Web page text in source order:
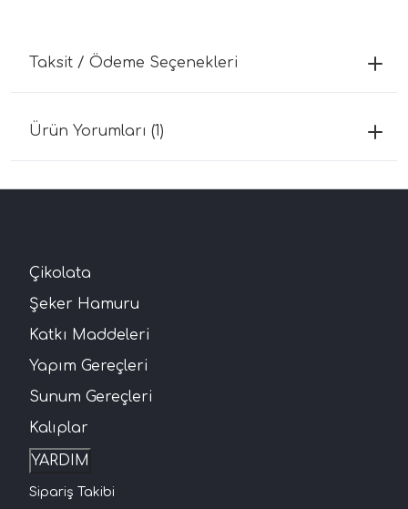
Taksit / Ödeme Seçenekleri
Ürün Yorumları (1)
Çikolata
Şeker Hamuru
Katkı Maddeleri
Yapım Gereçleri
Sunum Gereçleri
Kalıplar
YARDIM
Sipariş Takibi